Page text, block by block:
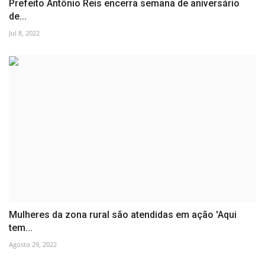
Prefeito Antônio Reis encerra semana de aniversário
de...
Jul 8, 2022
Mulheres da zona rural são atendidas em ação 'Aqui
tem...
Agosto 29, 2022